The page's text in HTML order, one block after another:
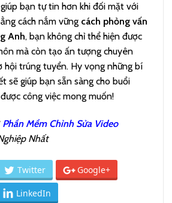
bạn tự tin hơn khi đối mặt với
cách nắm vững cách phỏng vấn
Anh, bạn không chỉ thể hiện được
mà còn tạo ấn tượng chuyên
hội trúng tuyển. Hy vọng những bí
sẽ giúp bạn sẵn sàng cho buổi
công việc mong muốn!
Phần Mềm Chỉnh Sửa Video
Nhất
Twitter Google+
LinkedIn